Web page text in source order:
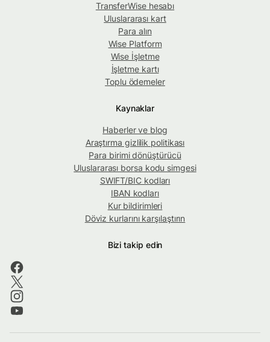
TransferWise hesabı
Uluslararası kart
Para alın
Wise Platform
Wise İşletme
İşletme kartı
Toplu ödemeler
Kaynaklar
Haberler ve blog
Araştırma gizlilik politikası
Para birimi dönüştürücü
Uluslararası borsa kodu simgesi
SWIFT/BIC kodları
IBAN kodları
Kur bildirimleri
Döviz kurlarını karşılaştırın
Bizi takip edin